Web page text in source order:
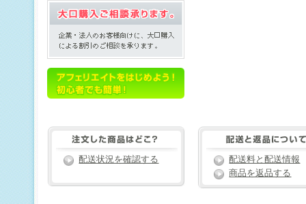
配送状況を確認する
配送料と配送情報
商品を返品する